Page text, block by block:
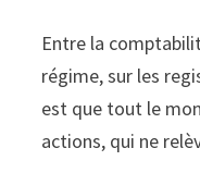
Entre la
régime, sur les
est que tout le
actions, qui ne